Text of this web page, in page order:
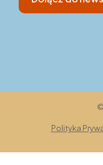
Polityka